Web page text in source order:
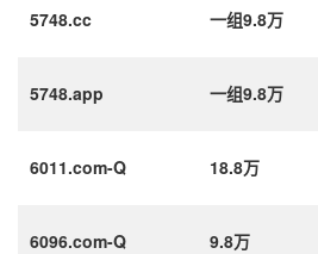
5748.cc 一组9.8万
5748.app 一组9.8万
6011.com-Q 18.8万
6096.com-Q 9.8万